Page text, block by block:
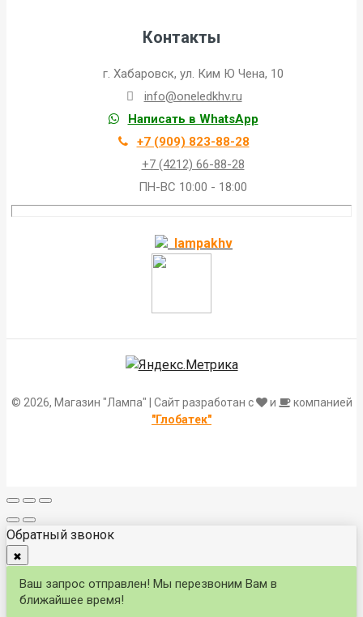
Контакты
г. Хабаровск, ул. Ким Ю Чена, 10
info@oneledkhv.ru
Написать в WhatsApp
+7 (909) 823-88-28
+7 (4212) 66-88-28
ПН-ВС 10:00 - 18:00
lampakhv
© 2026, Магазин "Лампа" | Сайт разработан с и
компанией
"Глобатек"
Обратный звонок
✖
Ваш запрос отправлен! Мы перезвоним Вам в
ближайшее время!